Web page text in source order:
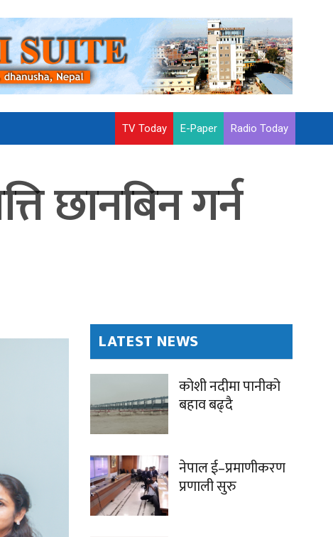
TV Today E-Paper Radio Today
छानबिन गर्न
LATEST NEWS
कोशी नदीमा पानीको
बहाव बढ्दै
नेपाल ई–प्रमाणीकरण
प्रणाली सुरु